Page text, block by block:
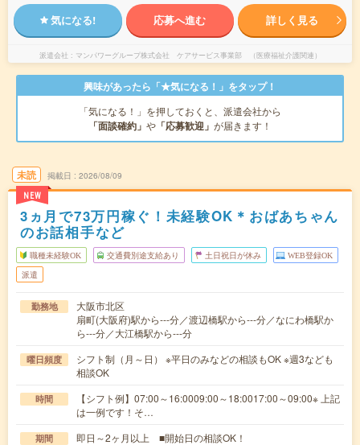
気になる! 応募へ進む 詳しく見る
派遣会社 マンパワーグループ株式会社 ケアサービス事業部 （医療福祉介護関連）
興味があったら「★気になる！」をタップ！
「気になる！」を押しておくと、派遣会社から
「面談確約」 や 「応募歓迎」 が届きます！
未読
NEW
掲載日 2026/08/09
3ヵ月で73万円稼ぐ！未経験OK＊おばあちゃん
のお話相手など
職種未経験OK 交通費別途支給あり 土日祝日が休み WEB登録OK
派遣
勤務地
大阪市北区
扇町(大阪府)駅から---分／渡辺橋駅から---分／なにわ橋駅か
ら---分／大江橋駅から---分
曜日頻度
シフト制（月～日） ※平日のみなどの相談もOK ※週3なども
相談OK
時間
【シフト例】07:00～16:0009:00～18:0017:00～09:00※ 上記
は一例です！そ…
期間 即日～2ヶ月以上 ■開始日の相談OK！